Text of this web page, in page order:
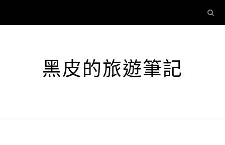
黑皮的旅遊筆記